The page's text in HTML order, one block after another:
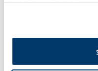
当社グループでは、事
重要な責任と捉え、廃
の可視化と予防的な対
り、CO₂排出量や水資